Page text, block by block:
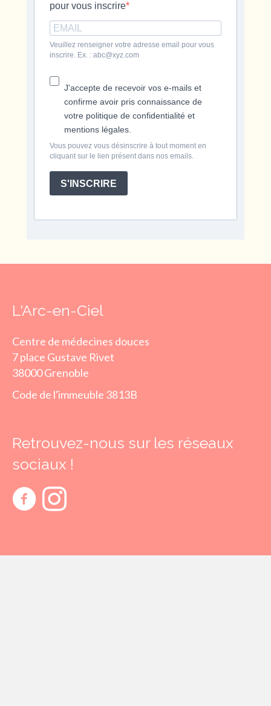
pour vous inscrire
Veuillez renseigner votre adresse email pour vous
inscrire. Ex. : abc@xyz.com
J'accepte de recevoir vos e-mails et
confirme avoir pris connaissance de
votre politique de confidentialité et
mentions légales.
Vous pouvez vous désinscrire à tout moment en
cliquant sur le lien présent dans nos emails.
S'INSCRIRE
L'Arc-en-Ciel
Centre de médecines douces
7 place Gustave Rivet
38000 Grenoble
Code de l'immeuble 3813B
Retrouvez-nous sur les réseaux
sociaux !